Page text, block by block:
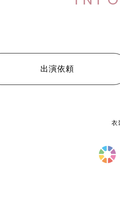
出演依頼
衣